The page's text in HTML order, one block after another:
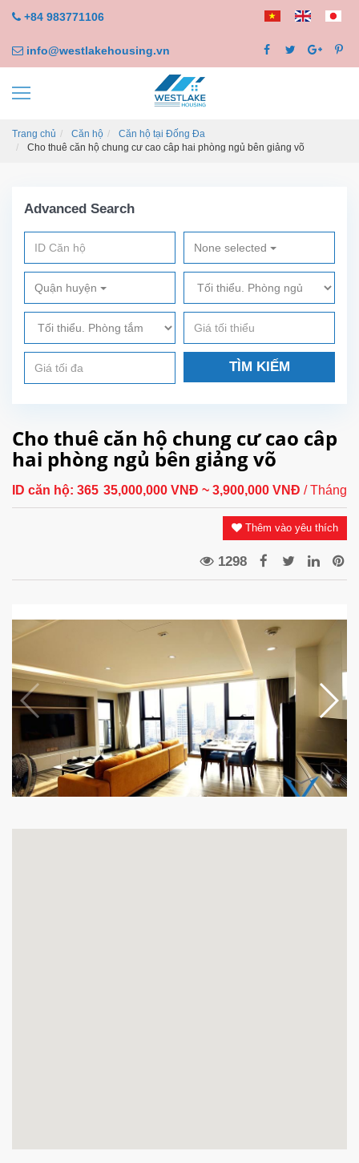
+84 983771106
info@westlakehousing.vn
Trang chủ Căn hộ
Căn hộ tại Đống Đa
Cho thuê căn hộ chung cư cao câp hai phòng ngủ bên giảng võ
Advanced Search
None selected
Quận huyện
TÌM KIẾM
Cho thuê căn hộ chung cư cao câp
hai phòng ngủ bên giảng võ
ID căn hộ: 365 35,000,000 VNĐ ~ 3,900,000 VNĐ / Tháng
Thêm vào yêu thích
1298